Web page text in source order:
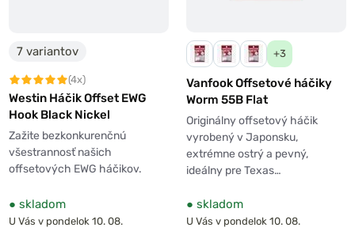
7 variantov
(4x)
Westin Háčik Offset EWG
Hook Black Nickel
Zažite bezkonkurenčnú
všestrannosť našich
offsetových EWG háčikov.
● skladom
U Vás v pondelok 10. 08.
+3
Vanfook Offsetové háčiky
Worm 55B Flat
Originálny offsetový háčik
vyrobený v Japonsku,
extrémne ostrý a pevný,
ideálny pre Texas…
● skladom
U Vás v pondelok 10. 08.